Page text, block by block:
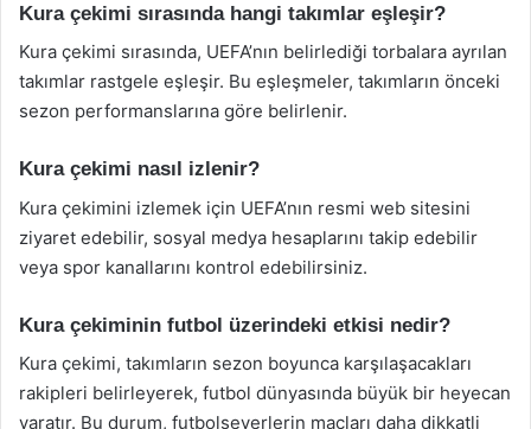
Kura çekimi sırasında hangi takımlar eşleşir?
Kura çekimi sırasında, UEFA’nın belirlediği torbalara ayrılan
takımlar rastgele eşleşir. Bu eşleşmeler, takımların önceki
sezon performanslarına göre belirlenir.
Kura çekimi nasıl izlenir?
Kura çekimini izlemek için UEFA’nın resmi web sitesini
ziyaret edebilir, sosyal medya hesaplarını takip edebilir
veya spor kanallarını kontrol edebilirsiniz.
Kura çekiminin futbol üzerindeki etkisi nedir?
Kura çekimi, takımların sezon boyunca karşılaşacakları
rakipleri belirleyerek, futbol dünyasında büyük bir heyecan
yaratır. Bu durum, futbolseverlerin maçları daha dikkatli